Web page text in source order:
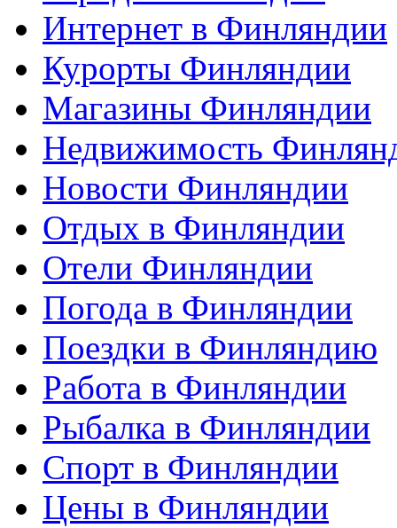
Интернет в Финляндии
Курорты Финляндии
Магазины Финляндии
Недвижимость
Новости Финляндии
Отдых в Финляндии
Отели Финляндии
Погода в Финляндии
Поездки в Финляндию
Работа в Финляндии
Рыбалка в Финляндии
Спорт в Финляндии
Цены в Финляндии